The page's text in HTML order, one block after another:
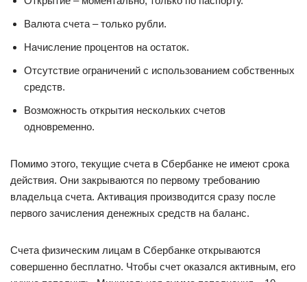
Валюта счета – только рубли.
Начисление процентов на остаток.
Отсутствие ограничений с использованием собственных
средств.
Возможность открытия нескольких счетов
одновременно.
Помимо этого, текущие счета в Сбербанке не имеют срока
действия. Они закрываются по первому требованию
владельца счета. Активация производится сразу после
первого зачисления денежных средств на баланс.
Счета физическим лицам в Сбербанке открываются
совершенно бесплатно. Чтобы счет оказался активным, его